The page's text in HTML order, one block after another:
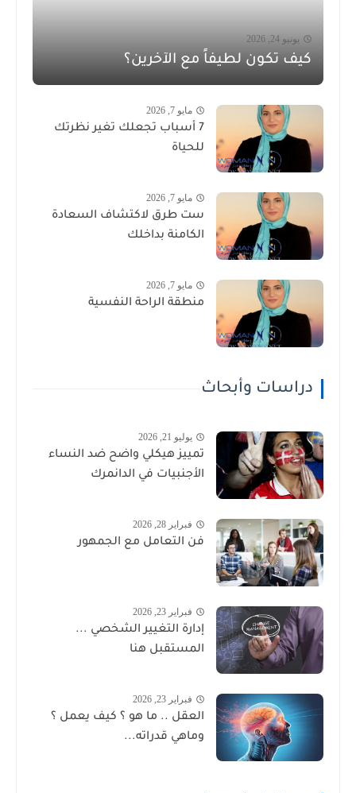
يونيو 24, 2026
كيف تكون لطيفاً مع الآخرين؟
مايو 7, 2026
7 أسباب تجعلك تغير نظرتك
للحياة
مايو 7, 2026
ست طرق لاكتشاف السعادة
الكامنة بداخلك
مايو 7, 2026
منطقة الراحة النفسية
دراسات وأبحاث
يوليو 21, 2026
تمييز هيكلي واضح ضد النساء
الأجنبيات في الدانمرك
فبراير 28, 2026
فن التعامل مع الجمهور
فبراير 23, 2026
إدارة التغيير الشخصي ...
المستقبل هنا
فبراير 23, 2026
العقل .. ما هو ؟ كيف يعمل ؟
وماهي قدراته...